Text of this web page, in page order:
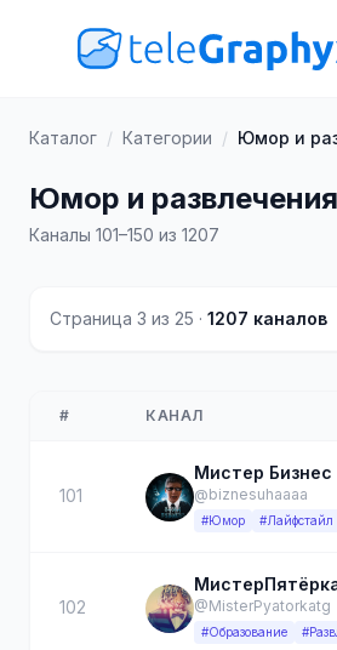
Каталог / Категории / Юмор и
Юмор и
Каналы 101–150 из 1207
Страница 3 из 25 · 1207 каналов
# КАНАЛ
101
Мистер Бизнес
@biznesuhaaaa
#Юмор #Лайфстайл
102 @MisterPyatorkatg
#Образование